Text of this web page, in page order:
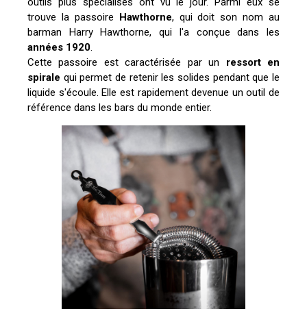
trouve la passoire Hawthorne, qui doit son nom au
barman Harry Hawthorne, qui l'a conçue dans les
années 1920.
Cette passoire est caractérisée par un ressort en
spirale qui permet de retenir les solides pendant que le
liquide s'écoule. Elle est rapidement devenue un outil de
référence dans les bars du monde entier.